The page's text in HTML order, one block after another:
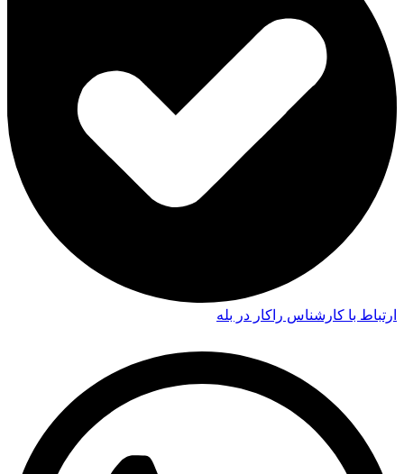
ارتباط با کارشناس راکار در بله